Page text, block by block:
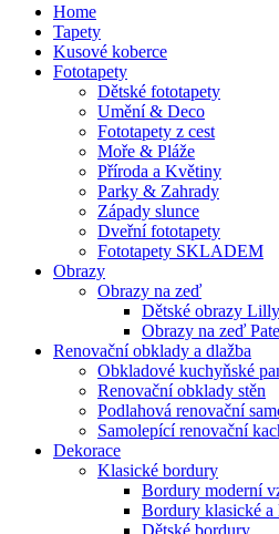
Home
Tapety
Kusové koberce
Fototapety
Dětské fototapety
Umění & Deco
Fototapety z cest
Moře & Pláže
Příroda a Květiny
Parky & Zahrady
Západy slunce
Dveřní fototapety
Fototapety SKLADEM
Obrazy
Obrazy na zeď
Dětské obrazy
Obrazy na zeď
Renovační obklady a dlažba
Obkladové kuchyňské
Renovační obklady stěn
Podlahová renovační
Samolepící renovační
Dekorace
Klasické bordury
Bordury moderní
Bordury klasické
Dětské bordury